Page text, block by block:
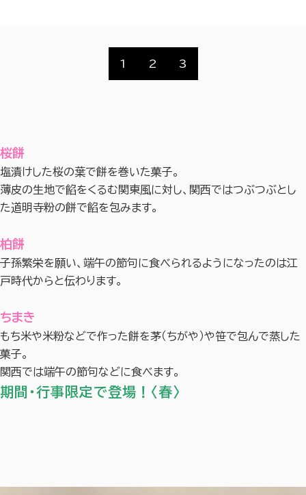
1 2 3
桜餅
塩漬けした桜の葉で餅を巻いた菓子。
薄皮の生地で餡をくるむ関東風に対し、関西ではつぶつぶとし
た道明寺粉の餅で餡を包みます。
柏餅
子孫繁栄を願い、端午の節句に食べられるようになったのは江
戸時代からと伝わります。
ちまき
もち米や米粉などで作った餅を茅（ちがや）や笹で包んで蒸した
菓子。
関西では端午の節句などに食べます。
期間・行事限定で登場！〈春〉